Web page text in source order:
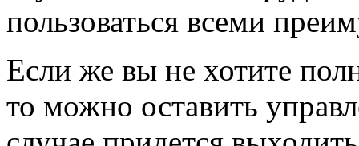
пользоваться всеми
Если же вы не хотите
то можно оставить